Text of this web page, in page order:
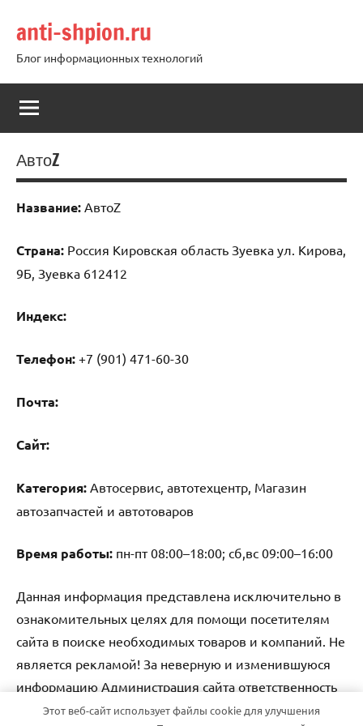
содержимому
anti-shpion.ru
Блог информационных технологий
АвтоZ
Название: АвтоZ
Страна: Россия Кировская область Зуевка ул. Кирова,
9Б, Зуевка 612412
Индекс:
Телефон: +7 (901) 471-60-30
Почта:
Cайт:
Категория: Автосервис, автотехцентр, Магазин
автозапчастей и автотоваров
Время работы: пн-пт 08:00–18:00; сб,вс 09:00–16:00
Данная информация представлена исключительно в
ознакомительных целях для помощи посетителям
сайта в поиске необходимых товаров и компаний. Не
является рекламой! За неверную и изменившуюся
информацию Администрация сайта ответственность
не несет.
Этот веб-сайт использует файлы cookie для улучшения